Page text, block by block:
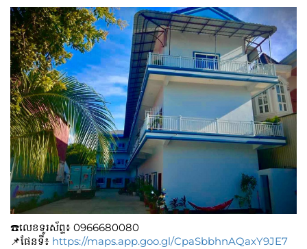
☎️លេខទូរស័ព្ទ៖​​ 0966680080
📌ផែនទី៖ https://maps.app.goo.gl/CpaSbbhnAQaxY9JE7